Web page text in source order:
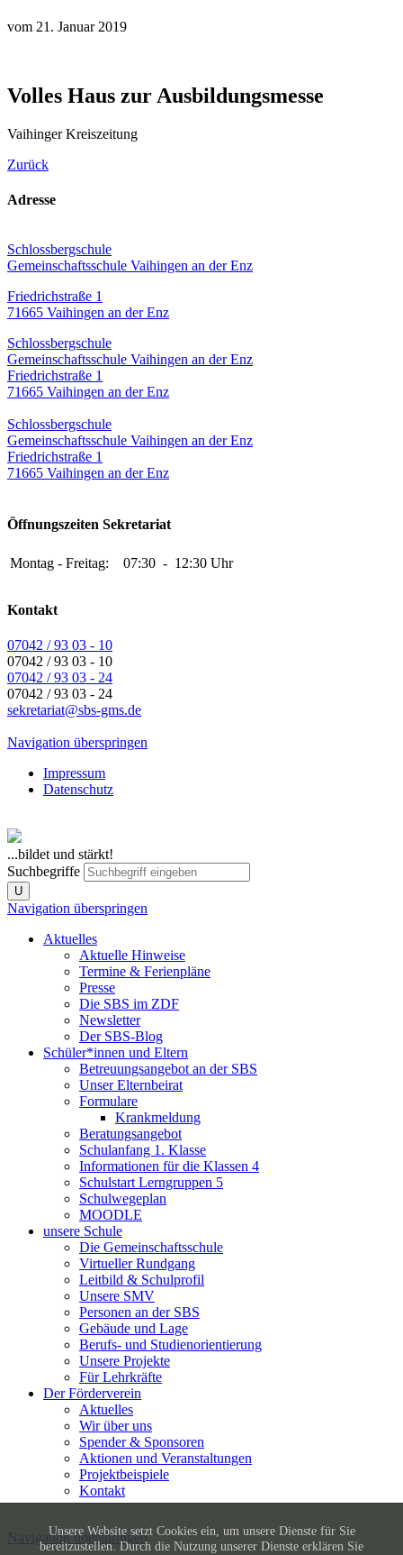
vom 21. Januar 2019
Volles Haus zur Ausbildungsmesse
Vaihinger Kreiszeitung
Zurück
Adresse
Schlossbergschule
Gemeinschaftsschule Vaihingen an der Enz
Friedrichstraße 1
71665 Vaihingen an der Enz
Schlossbergschule
Gemeinschaftsschule Vaihingen an der Enz
Friedrichstraße 1
71665 Vaihingen an der Enz
Schlossbergschule
Gemeinschaftsschule Vaihingen an der Enz
Friedrichstraße 1
71665 Vaihingen an der Enz
Öffnungszeiten Sekretariat
Montag - Freitag: 07:30 - 12:30 Uhr
Kontakt
07042 / 93 03 - 10
07042 / 93 03 - 10
07042 / 93 03 - 24
07042 / 93 03 - 24
sekretariat@sbs-gms.de
Navigation überspringen
Impressum
Datenschutz
Unsere Website setzt Cookies ein, um unsere Dienste für Sie
bereitzustellen. Durch die Nutzung unserer Dienste erklären Sie
...bildet und stärkt!
Suchbegriffe
U
Navigation überspringen
Aktuelles
Aktuelle Hinweise
Termine & Ferienpläne
Presse
Die SBS im ZDF
Newsletter
Der SBS-Blog
Schüler*innen und Eltern
Betreuungsangebot an der SBS
Unser Elternbeirat
Formulare
Krankmeldung
Beratungsangebot
Schulanfang 1. Klasse
Informationen für die Klassen 4
Schulstart Lerngruppen 5
Schulwegeplan
MOODLE
unsere Schule
Die Gemeinschaftsschule
Virtueller Rundgang
Leitbild & Schulprofil
Unsere SMV
Personen an der SBS
Gebäude und Lage
Berufs- und Studienorientierung
Unsere Projekte
Für Lehrkräfte
Der Förderverein
Aktuelles
Wir über uns
Spender & Sponsoren
Aktionen und Veranstaltungen
Projektbeispiele
Kontakt
Navigation überspringen